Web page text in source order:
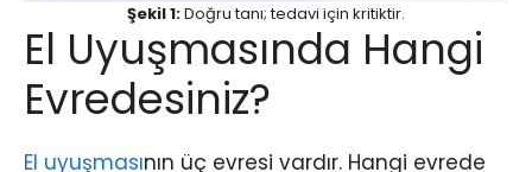
Şekil 1:Doğru tanı; tedavi için kritiktir.
El Uyuşmasında Hangi
Evredesiniz?
El uyuşmasının üç evresi vardır. Hangi evrede